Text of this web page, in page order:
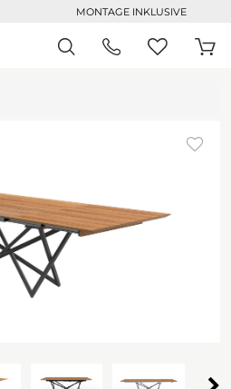
MONTAGE INKLUSIVE